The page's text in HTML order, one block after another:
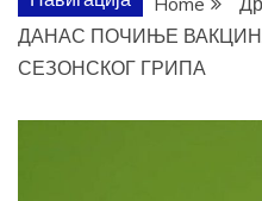
ДАНАС ПОЧИЊЕ
СЕЗОНСКОГ ГРИПА